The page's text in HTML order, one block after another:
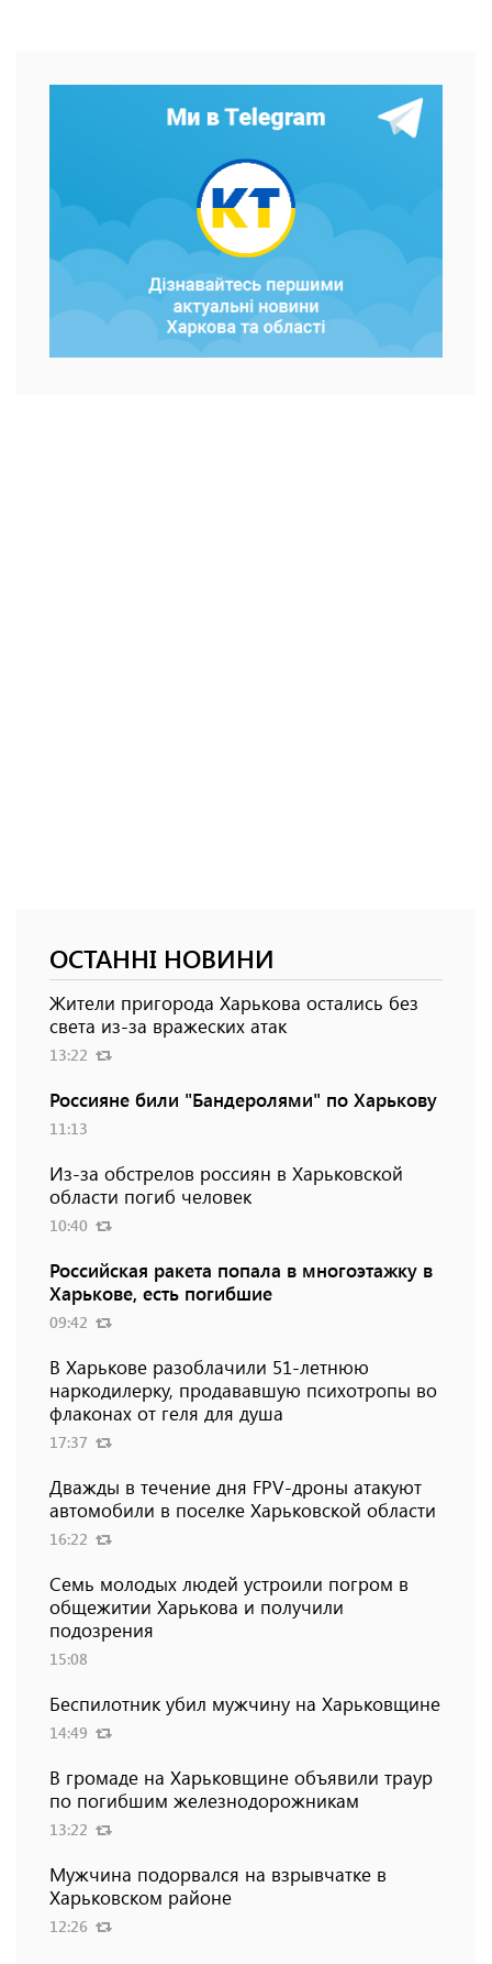
ОСТАННІ НОВИНИ
Жители пригорода Харькова остались без
света из-за вражеских атак
13:22
Россияне били "Бандеролями" по Харькову
11:13
Из-за обстрелов россиян в Харьковской
области погиб человек
10:40
Российская ракета попала в многоэтажку в
Харькове, есть погибшие
09:42
В Харькове разоблачили 51-летнюю
наркодилерку, продававшую психотропы во
флаконах от геля для душа
17:37
Дважды в течение дня FPV-дроны атакуют
автомобили в поселке Харьковской области
16:22
Семь молодых людей устроили погром в
общежитии Харькова и получили
подозрения
15:08
Беспилотник убил мужчину на Харьковщине
14:49
В громаде на Харьковщине объявили траур
по погибшим железнодорожникам
13:22
Мужчина подорвался на взрывчатке в
Харьковском районе
12:26